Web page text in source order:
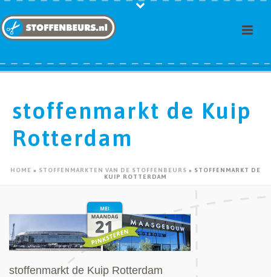
stoffenmarkt de Kuip
Rotterdam
HOME » STOFFENMARKTEN VAN DE STOFFENBEURS » STOFFENMARKT DE
KUIP ROTTERDAM
stoffenmarkt de Kuip Rotterdam